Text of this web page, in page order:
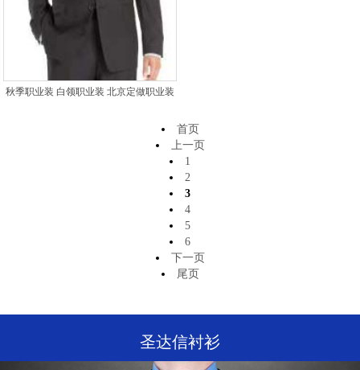
秋季职业装 白领职业装 北京定做职业装
首页
上一页
1
2
3
4
5
6
下一页
尾页
圣达信衬衫